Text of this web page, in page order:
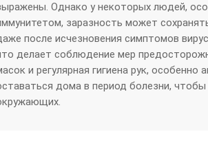
Однако у некоторых людей,
заразность может
после исчезновения симптомов
делает соблюдение мер
и регулярная гигиена рук,
дома в период болезни,